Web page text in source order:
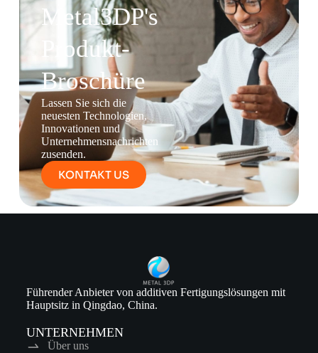
Metal3DP's
Produkt-
Broschüre
Lassen Sie sich die
neuesten Technologien,
Innovationen und
Unternehmensnachrichten
zusenden.
KONTAKT US
Führender Anbieter von additiven Fertigungslösungen mit
Hauptsitz in Qingdao, China.
UNTERNEHMEN
Über uns